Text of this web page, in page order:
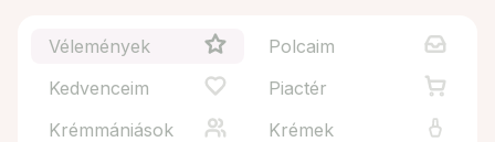
Vélemények
Polcaim
Kedvenceim
Piactér
Krémmániások
Krémek